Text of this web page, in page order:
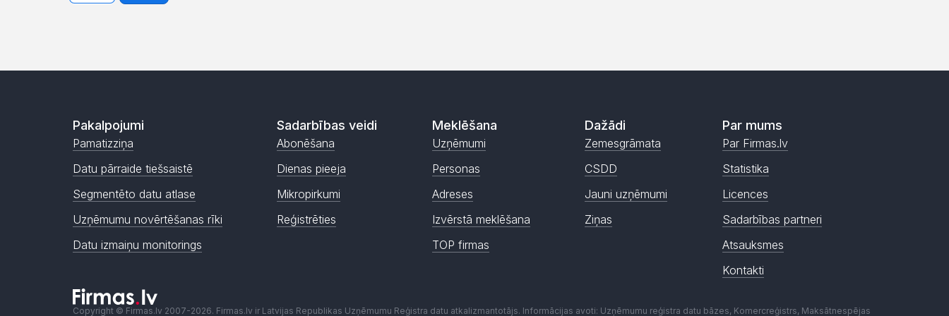
Pakalpojumi
Pamatizziņa
Datu pārraide tiešsaistē
Segmentēto datu atlase
Uzņēmumu novērtēšanas rīki
Datu izmaiņu monitorings
Sadarbības veidi
Abonēšana
Dienas pieeja
Mikropirkumi
Reģistrēties
Meklēšana
Uzņēmumi
Personas
Adreses
Izvērstā meklēšana
TOP firmas
Dažādi
Zemesgrāmata
CSDD
Jauni uzņēmumi
Ziņas
Par mums
Par Firmas.lv
Statistika
Licences
Sadarbības partneri
Atsauksmes
Kontakti
Copyright © Firmas.lv 2007-2026. Firmas.lv ir Latvijas Republikas Uzņēmumu Reģistra datu atkalizmantotājs. Informācijas avoti: Uzņēmumu reģistra datu bāzes, Komercreģistrs, Maksātnespējas